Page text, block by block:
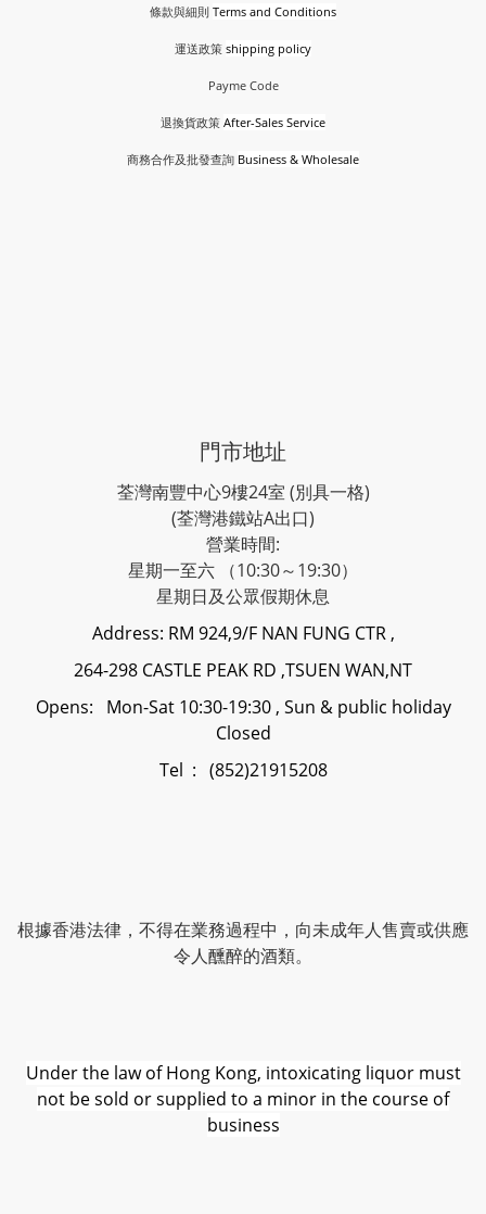
條款與細則 Terms and Conditions
運送政策 shipping policy
Payme Code
退換貨政策 After-Sales Service
商務合作及批發查詢 Business & Wholesale
門市地址
荃灣南豐中心9樓24室 (別具一格)
(荃灣港鐵站A出口)
營業時間:
星期一至六 （10:30～19:30）
星期日及公眾假期休息
Address: RM 924,9/F NAN FUNG CTR ,
264-298 CASTLE PEAK RD ,TSUEN WAN,NT
Opens: Mon-Sat 10:30-19:30 , Sun & public holiday
Closed
Tel : (852)21915208
根據香港法律，不得在業務過程中，向未成年人售賣或供應
令人醺醉的酒類。
Under the law of Hong Kong, intoxicating liquor must
not be sold or supplied to a minor in the course of
business